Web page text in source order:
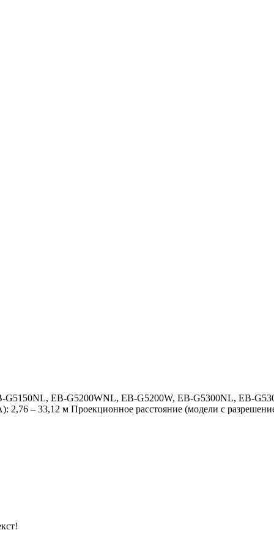
EB-G5200WNL, EB-G5200W, EB-G5300NL, EB-
2,76 – 33,12 м Проекционное расстояние (модели с